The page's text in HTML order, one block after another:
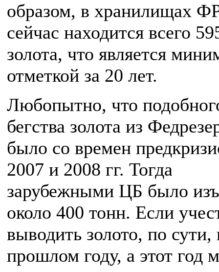
образом, в хранилищах
сейчас находится всего
золота, что является
отметкой за 20 лет.
Любопытно, что
бегства золота из
было со времен
2007 и 2008 гг. Тогда
зарубежными ЦБ было
около 400 тонн. Если
выводить золото, по сути,
прошлом году, а этот год